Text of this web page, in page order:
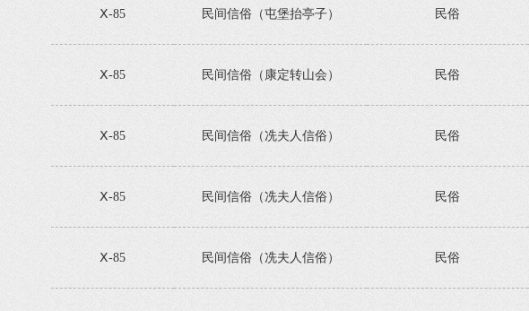
Ⅹ-85 民间信俗（屯堡抬亭子） 民俗
Ⅹ-85 民间信俗（康定转山会） 民俗
Ⅹ-85 民间信俗（冼夫人信俗） 民俗
Ⅹ-85 民间信俗（冼夫人信俗） 民俗
Ⅹ-85 民间信俗（冼夫人信俗） 民俗